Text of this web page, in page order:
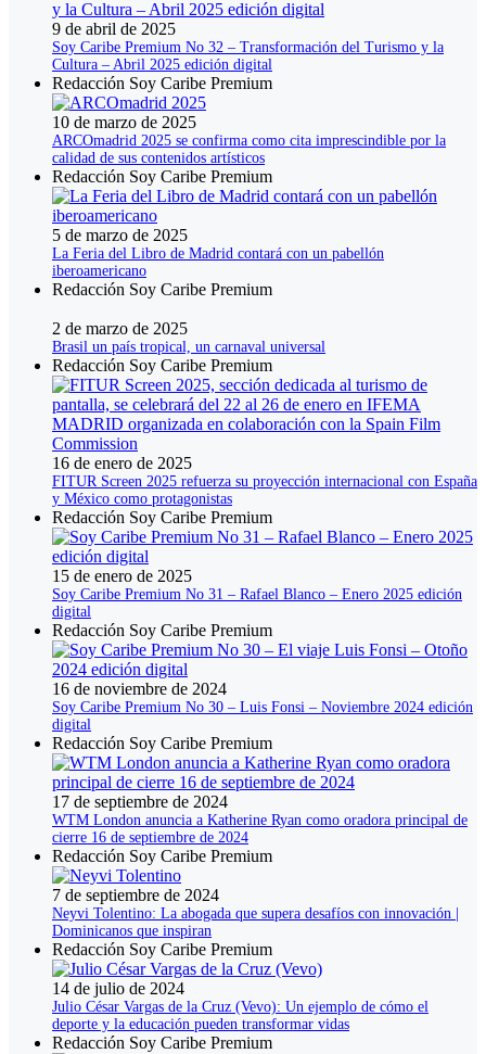
9 de abril de 2025
Soy Caribe Premium No 32 – Transformación del Turismo y la
Cultura – Abril 2025 edición digital
Redacción Soy Caribe Premium
10 de marzo de 2025
ARCOmadrid 2025 se confirma como cita imprescindible por la
calidad de sus contenidos artísticos
Redacción Soy Caribe Premium
5 de marzo de 2025
La Feria del Libro de Madrid contará con un pabellón
iberoamericano
Redacción Soy Caribe Premium
2 de marzo de 2025
Brasil un país tropical, un carnaval universal
Redacción Soy Caribe Premium
16 de enero de 2025
FITUR Screen 2025 refuerza su proyección internacional con España
y México como protagonistas
Redacción Soy Caribe Premium
15 de enero de 2025
Soy Caribe Premium No 31 – Rafael Blanco – Enero 2025 edición
digital
Redacción Soy Caribe Premium
16 de noviembre de 2024
Soy Caribe Premium No 30 – Luis Fonsi – Noviembre 2024 edición
digital
Redacción Soy Caribe Premium
17 de septiembre de 2024
WTM London anuncia a Katherine Ryan como oradora principal de
cierre 16 de septiembre de 2024
Redacción Soy Caribe Premium
7 de septiembre de 2024
Neyvi Tolentino: La abogada que supera desafíos con innovación |
Dominicanos que inspiran
Redacción Soy Caribe Premium
14 de julio de 2024
Julio César Vargas de la Cruz (Vevo): Un ejemplo de cómo el
deporte y la educación pueden transformar vidas
Redacción Soy Caribe Premium